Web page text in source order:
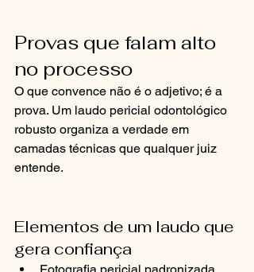
Provas que falam alto
no processo
O que convence não é o adjetivo; é a
prova. Um laudo pericial odontológico
robusto organiza a verdade em
camadas técnicas que qualquer juiz
entende.
Elementos de um laudo que
gera confiança